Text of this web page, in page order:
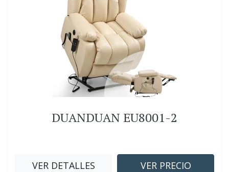
DUANDUAN EU8001-2
VER DETALLES VER PRECIO